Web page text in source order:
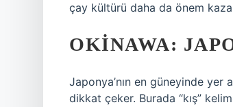
çay kültürü daha da önem
OKINAWA:
Japonya’nın en güneyinde yer
dikkat çeker. Burada “kış”